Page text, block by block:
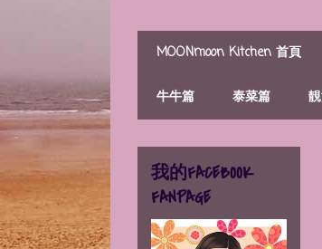
MOONmoon Kitchen 首頁
牛牛篇 泰菜篇
我的FACEBOOK
FANPAGE